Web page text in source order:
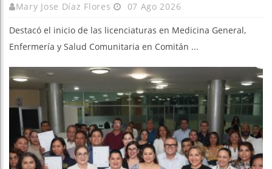
Mary Jose Díaz Flores 07 Ago 2026
Destacó el inicio de las licenciaturas en Medicina General,
Enfermería y Salud Comunitaria en Comitán ...